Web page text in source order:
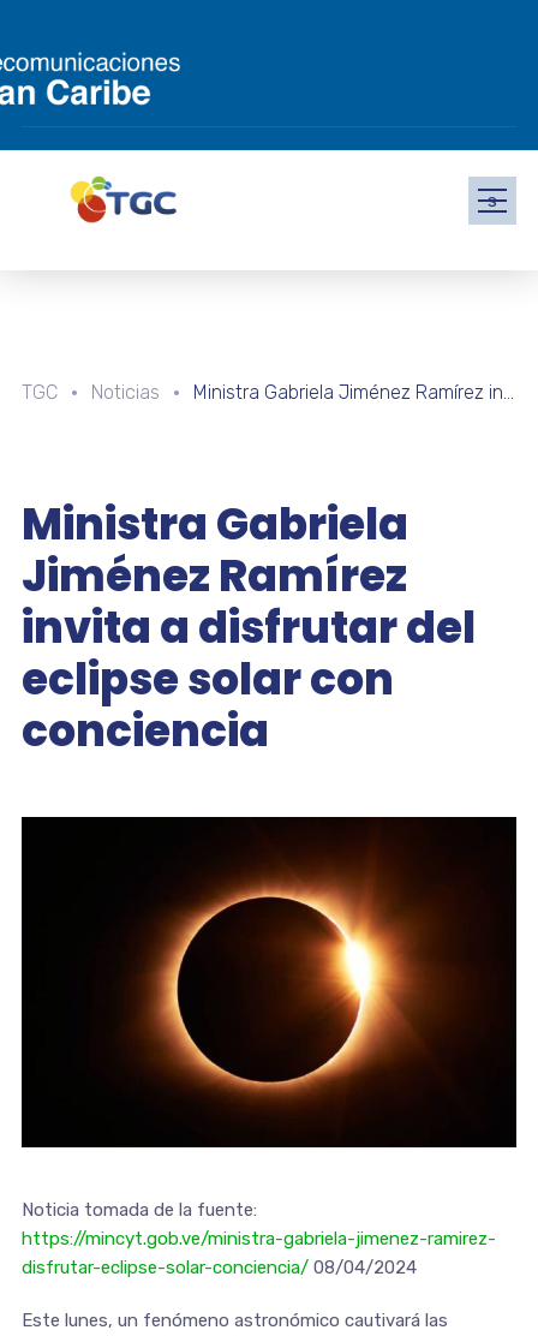
s
TGC Noticias Ministra Gabriela Jiménez Ramírez invita a disfrutar del eclipse solar con conciencia
Ministra Gabriela
Jiménez Ramírez
invita a disfrutar del
eclipse solar con
conciencia
Noticia tomada de la fuente:
https://mincyt.gob.ve/ministra-gabriela-jimenez-ramirez-
disfrutar-eclipse-solar-conciencia/08/04/2024
Este lunes, un fenómeno astronómico cautivará las